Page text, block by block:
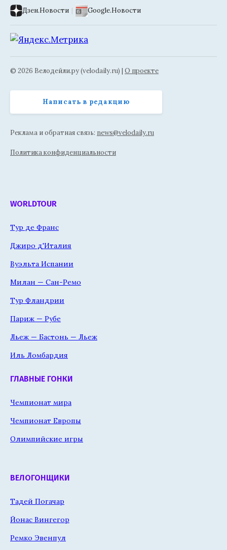
Дзен.Новости | Google.Новости
© 2026 Велодейли.ру (velodaily.ru) | О проекте
Написать в редакцию
Реклама и обратная связь: news@velodaily.ru
Политика конфиденциальности
WORLDTOUR
Тур де Франс
Джиро д'Италия
Вуэльта Испании
Милан — Сан-Ремо
Тур Фландрии
Париж — Рубе
Льеж — Бастонь — Льеж
Иль Ломбардия
ГЛАВНЫЕ ГОНКИ
Чемпионат мира
Чемпионат Европы
Олимпийские игры
ВЕЛОГОНЩИКИ
Тадей Погачар
Йонас Вингегор
Ремко Эвенпул